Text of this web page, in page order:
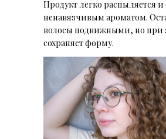
Продукт легко распыляется и
ненавязчивым ароматом.
волосы подвижными, но при
сохраняет форму.